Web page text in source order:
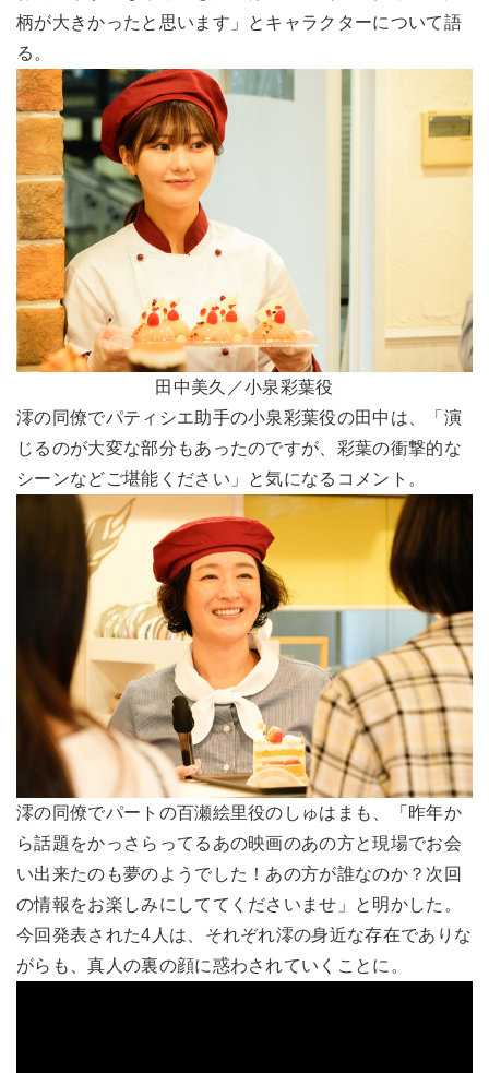
柄が大きかったと思います」とキャラクターについて語
る。
田中美久／小泉彩葉役
澪の同僚でパティシエ助手の小泉彩葉役の田中は、「演
じるのが大変な部分もあったのですが、彩葉の衝撃的な
シーンなどご堪能ください」と気になるコメント。
澪の同僚でパートの百瀬絵里役のしゅはまも、「昨年か
ら話題をかっさらってるあの映画のあの方と現場でお会
い出来たのも夢のようでした！あの方が誰なのか？次回
の情報をお楽しみにしててくださいませ」と明かした。
今回発表された4人は、それぞれ澪の身近な存在でありな
がらも、真人の裏の顔に惑わされていくことに。